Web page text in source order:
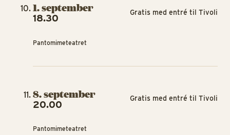
1. september
18.30
Pantomimeteatret
Gratis med entré til Tivoli
8. september
20.00
Pantomimeteatret
Gratis med entré til Tivoli